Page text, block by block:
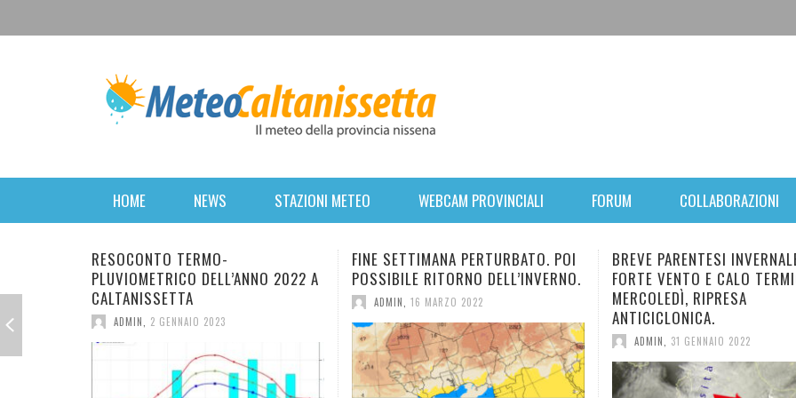
HOME NEWS STAZIONI METEO WEBCAM PROVINCIALI FORUM COLLABORAZIONI
FINE SETTIMANA PERTURBATO. POI
POSSIBILE RITORNO DELL’INVERNO.
ADMIN , 16 MARZO 2022
BREVE PARENTESI INVERNALE:
FORTE VENTO E CALO TERMICO. DA
MERCOLEDÌ, RIPRESA
ANTICICLONICA.
ADMIN , 31 GENNAIO 2022
NUOVO E BREVE
IN ARRIVO.
DIMINUZIONE.
ADMIN, 28 GENNAIO 2022